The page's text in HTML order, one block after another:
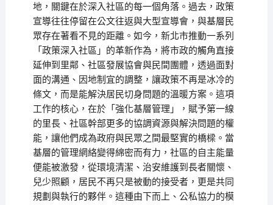
地，關鍵在於深入社區的每一個角落。過去，政策
宣導往往停留在公文往返與大型宣導會，與基層民
眾存在著看不見的距離。如今，新北市推動一系列
「政策深入社區」的革新作為，將市政的觸角直接
延伸到里鄰、社區發展協會與民間團體，透過面對
面的溝通、因地制宜的調整，讓政策不再是冰冷的
條文，而是能解決居民切身問題的溫暖方案。這項
工作的核心，在於「強化基層管理」，賦予第一線
的里長、社區幹部更多的協調資源與解決問題的權
能，讓他們成為政府與民眾之間最堅實的橋樑。當
基層的管理網絡變得綿密而有力，社區的自主能量
便能被激發，從環境清潔、治安維護到長者關懷、
兒少照顧，居民不再只是被動的接受者，更是共同
規劃與執行的夥伴。這種由下而上、公私協力的模